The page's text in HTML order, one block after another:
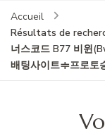
Accueil
Résultats de
너스코드 B77 비윈
배팅사이트ᆃ프로토